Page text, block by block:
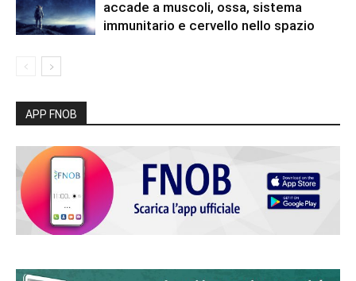
accade a muscoli, ossa, sistema
immunitario e cervello nello spazio
APP FNOB